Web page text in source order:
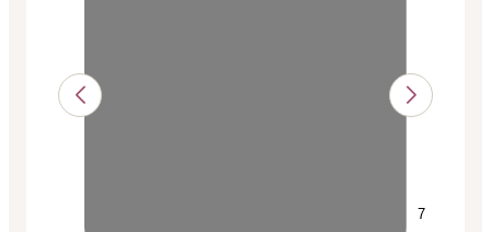
7